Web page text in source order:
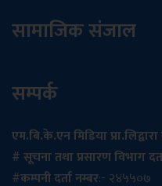
सामाजिक संजाल
सम्पर्क
एम.बि.के.एन मिडिया
# सूचना तथा प्रसारण विभाग
#कम्पनी दर्ता नम्बर:- २४५५०७